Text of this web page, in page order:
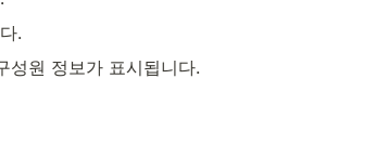
.
성원 정보가 표시됩니다.